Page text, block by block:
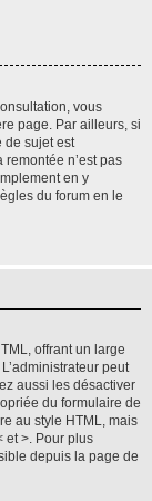
vous
page. Par ailleurs, si
de sujet est
n’est pas
en y
du forum en le
offrant un large
peut
aussi les désactiver
du formulaire de
au style HTML, mais
et >. Pour plus
depuis la page de